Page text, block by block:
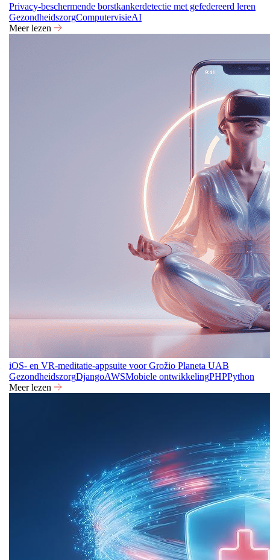
Privacy-beschermende borstkankerdetectie met gefedereerd leren
GezondheidszorgComputervisieAI
Meer lezen
iOS- en VR-meditatie-appsuite voor Grožio Planeta UAB
GezondheidszorgDjangoAWSMobiele ontwikkelingPHPPython
Meer lezen